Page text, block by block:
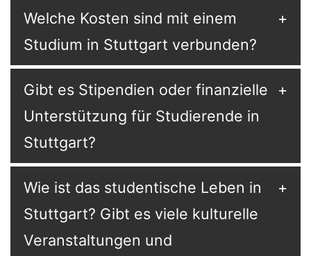
Welche Kosten sind mit einem
Studium in Stuttgart verbunden?
Gibt es Stipendien oder finanzielle
Unterstützung für Studierende in
Stuttgart?
Wie ist das studentische Leben in
Stuttgart? Gibt es viele kulturelle
Veranstaltungen und